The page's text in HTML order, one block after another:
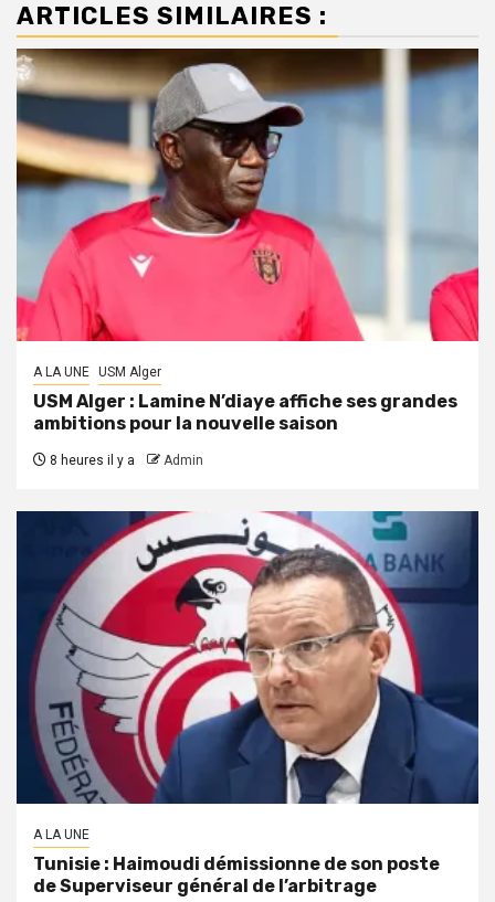
ARTICLES SIMILAIRES :
A LA UNE USM Alger
USM Alger : Lamine N’diaye affiche ses grandes
ambitions pour la nouvelle saison
8 heures il y a Admin
A LA UNE
Tunisie : Haimoudi démissionne de son poste
de Superviseur général de l’arbitrage